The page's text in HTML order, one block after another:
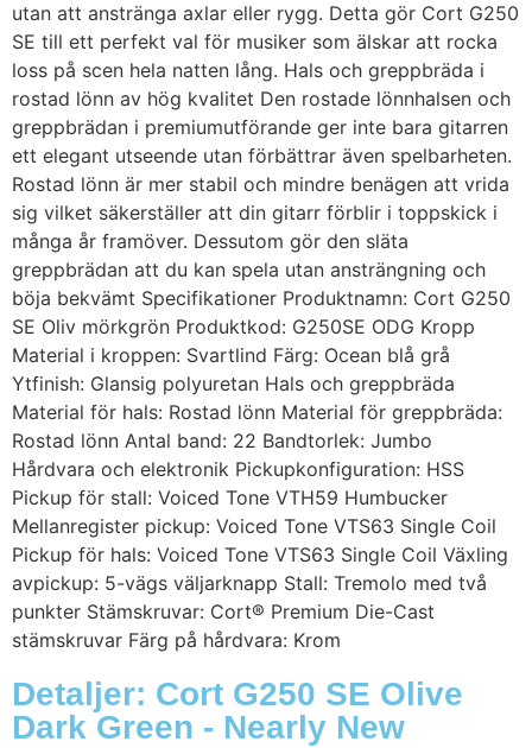
utan att anstränga axlar eller rygg. Detta gör Cort G250
SE till ett perfekt val för musiker som älskar att rocka
loss på scen hela natten lång. Hals och greppbräda i
rostad lönn av hög kvalitet Den rostade lönnhalsen och
greppbrädan i premiumutförande ger inte bara gitarren
ett elegant utseende utan förbättrar även spelbarheten.
Rostad lönn är mer stabil och mindre benägen att vrida
sig vilket säkerställer att din gitarr förblir i toppskick i
många år framöver. Dessutom gör den släta
greppbrädan att du kan spela utan ansträngning och
böja bekvämt Specifikationer Produktnamn: Cort G250
SE Oliv mörkgrön Produktkod: G250SE ODG Kropp
Material i kroppen: Svartlind Färg: Ocean blå grå
Ytfinish: Glansig polyuretan Hals och greppbräda
Material för hals: Rostad lönn Material för greppbräda:
Rostad lönn Antal band: 22 Bandtorlek: Jumbo
Hårdvara och elektronik Pickupkonfiguration: HSS
Pickup för stall: Voiced Tone VTH59 Humbucker
Mellanregister pickup: Voiced Tone VTS63 Single Coil
Pickup för hals: Voiced Tone VTS63 Single Coil Växling
avpickup: 5-vägs väljarknapp Stall: Tremolo med två
punkter Stämskruvar: Cort® Premium Die-Cast
stämskruvar Färg på hårdvara: Krom
Detaljer: Cort G250 SE Olive
Dark Green - Nearly New